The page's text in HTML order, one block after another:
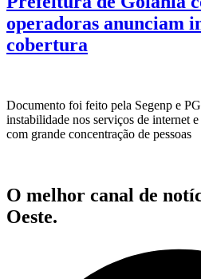
operadoras anunciam
cobertura
Documento foi feito pela Segenp e
instabilidade nos serviços de internet
com grande concentração de pessoas
O melhor canal de
Oeste.